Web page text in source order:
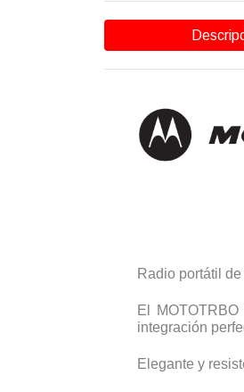
Radio portátil
El
integración
Elegante y